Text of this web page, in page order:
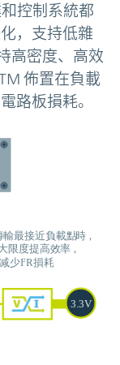
控制系統都
，支持低雜
高密度、高效
佈置在負載
路板損耗。